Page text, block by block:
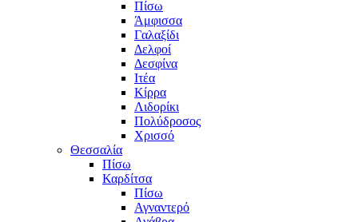
Πίσω
Άμφισσα
Γαλαξίδι
Δελφοί
Δεσφίνα
Ιτέα
Κίρρα
Λιδορίκι
Πολύδροσος
Χρισσό
Θεσσαλία
Πίσω
Καρδίτσα
Πίσω
Αγναντερό